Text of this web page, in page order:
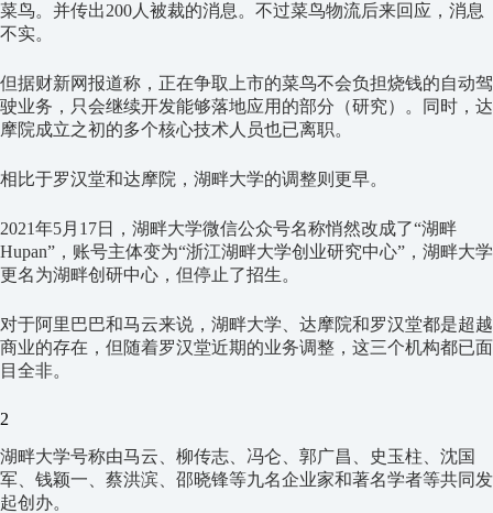
菜鸟。并传出200人被裁的消息。不过菜鸟物流后来回应，消息
不实。
但据财新网报道称，正在争取上市的菜鸟不会负担烧钱的自动驾
驶业务，只会继续开发能够落地应用的部分（研究）。同时，达
摩院成立之初的多个核心技术人员也已离职。
相比于罗汉堂和达摩院，湖畔大学的调整则更早。
2021年5月17日，湖畔大学微信公众号名称悄然改成了“湖畔
Hupan”，账号主体变为“浙江湖畔大学创业研究中心”，湖畔大学
更名为湖畔创研中心，但停止了招生。
对于阿里巴巴和马云来说，湖畔大学、达摩院和罗汉堂都是超越
商业的存在，但随着罗汉堂近期的业务调整，这三个机构都已面
目全非。
2
湖畔大学号称由马云、柳传志、冯仑、郭广昌、史玉柱、沈国
军、钱颖一、蔡洪滨、邵晓锋等九名企业家和著名学者等共同发
起创办。